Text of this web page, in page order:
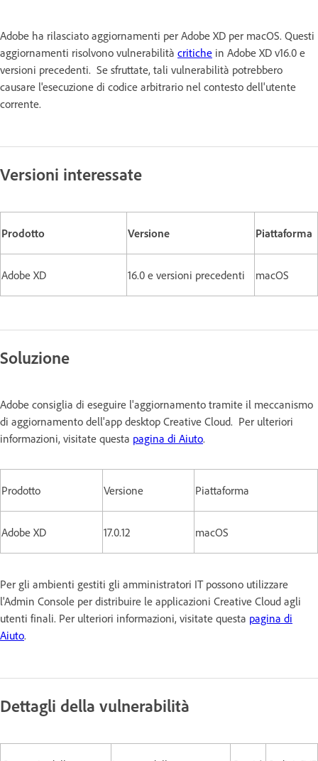
Adobe ha rilasciato aggiornamenti per Adobe XD per macOS. Questi
aggiornamenti risolvono vulnerabilità critiche in Adobe XD v16.0 e
versioni precedenti. Se sfruttate, tali vulnerabilità potrebbero
causare l'esecuzione di codice arbitrario nel contesto dell'utente
corrente.
Versioni interessate
Prodotto Versione Piattaforma
Adobe XD 16.0 e versioni precedenti macOS
Soluzione
Adobe consiglia di eseguire l'aggiornamento tramite il meccanismo
di aggiornamento dell'app desktop Creative Cloud. Per ulteriori
informazioni, visitate questa pagina di Aiuto.
Prodotto Versione Piattaforma
Adobe XD 17.0.12 macOS
Per gli ambienti gestiti gli amministratori IT possono utilizzare
l'Admin Console per distribuire le applicazioni Creative Cloud agli
utenti finali. Per ulteriori informazioni, visitate questa pagina di
Aiuto.
Dettagli della vulnerabilità